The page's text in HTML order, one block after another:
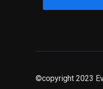
©copyright 2023